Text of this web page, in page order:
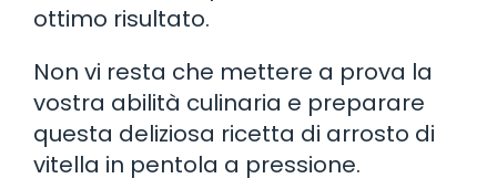
ottimo risultato.
Non vi resta che mettere a prova la
vostra abilità culinaria e preparare
questa deliziosa ricetta di arrosto di
vitella in pentola a pressione.